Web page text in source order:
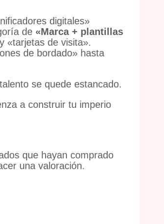
digitales»
de «Marca + plantillas
y «tarjetas de visita».
de bordado» hasta
se quede estancado.
a construir tu imperio
que hayan comprado
una valoración.